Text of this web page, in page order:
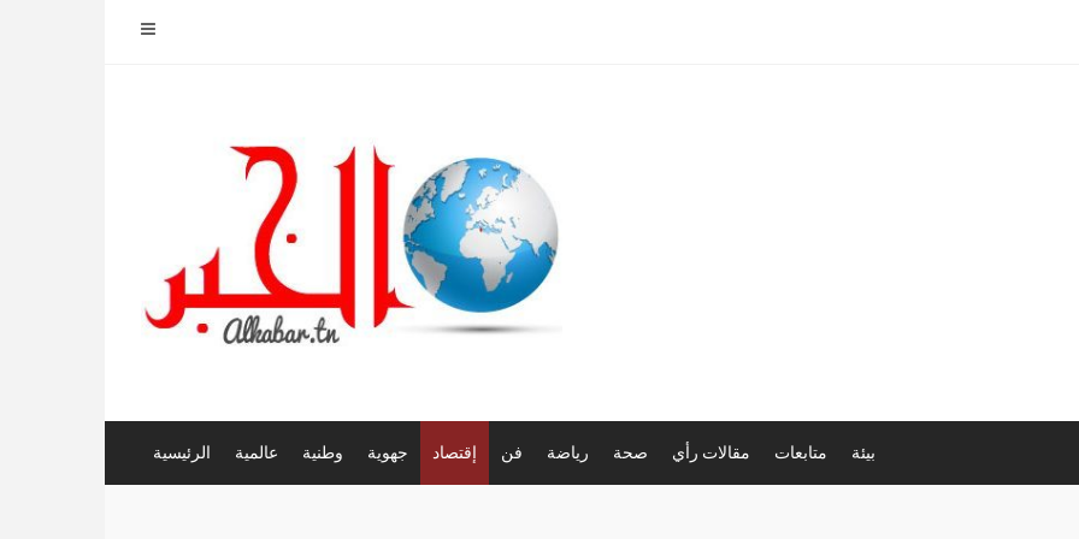
الرئيسية عالمية وطنية جهوية إقتصاد فن رياضة صحة مقالات رأي متابعات بيئة